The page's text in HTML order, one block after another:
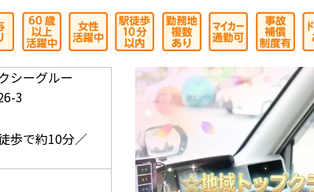
シーグルー
3
歩で約10分／